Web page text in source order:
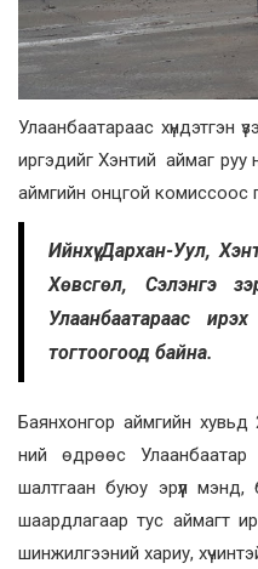
Улаанбаатараас хүндэтгэн
иргэдийг Хэнтий аймаг руу
аймгийн онцгой комиссоос
Ийнхүү Дархан-Уул,
Хөвсгөл, Сэлэнгэ
Улаанбаатараас
тогтоогоод байна.
Баянхонгор аймгийн
ний өдрөөс Улаанбаатар
шалтгаан буюу эрүүл
шаардлагаар тус аймагт
шинжилгээний хариу,